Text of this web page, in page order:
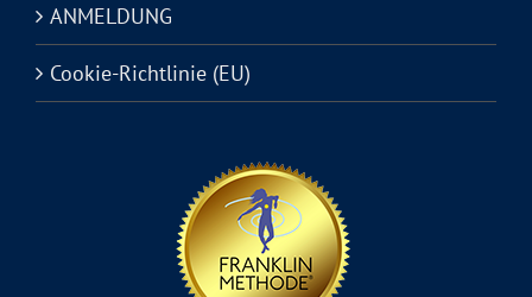
ANMELDUNG
Cookie-Richtlinie (EU)